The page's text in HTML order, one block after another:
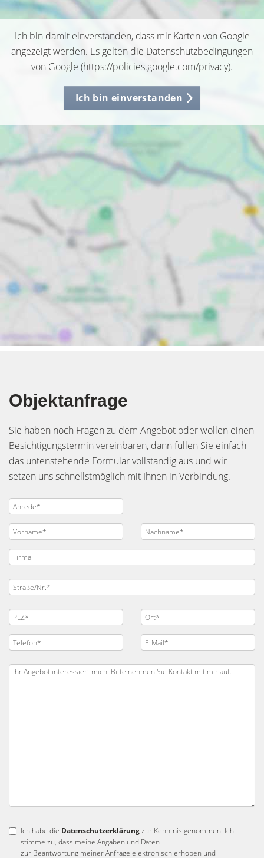
Ich bin damit einverstanden, dass mir Karten von Google
angezeigt werden. Es gelten die Datenschutzbedingungen
von Google (https://policies.google.com/privacy).
Ich bin einverstanden
Objektanfrage
Sie haben noch Fragen zu dem Angebot oder wollen einen
Besichtigungstermin vereinbaren, dann füllen Sie einfach
das untenstehende Formular vollständig aus und wir
setzen uns schnellstmöglich mit Ihnen in Verbindung.
Ich habe die Datenschutzerklärungzur Kenntnis genommen. Ich
stimme zu, dass meine Angaben und Daten
zur Beantwortung meiner Anfrage elektronisch erhoben und